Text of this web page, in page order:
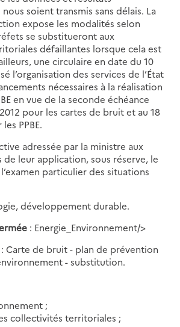
soient transmis sans délais. La
expose les modalités selon
se substitueront aux
défaillantes lorsque cela est
une circulaire en date du 10
l’organisation des services de l’État
nécessaires à la réalisation
en vue de la seconde échéance
pour les cartes de bruit et au 18
PPBE.
adressée par la ministre aux
de leur application, sous réserve, le
particulier des situations
développement durable.
: Energie_Environnement/>
: Carte de bruit - plan de prévention
- substitution.
;
collectivités territoriales ;